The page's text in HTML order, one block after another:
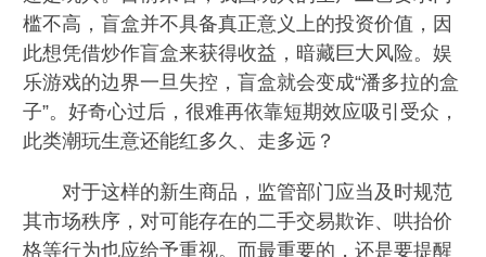
槛不高，盲盒并不具备真正意义上的投资价值，因
此想凭借炒作盲盒来获得收益，暗藏巨大风险。娱
乐游戏的边界一旦失控，盲盒就会变成“潘多拉的盒
子”。好奇心过后，很难再依靠短期效应吸引受众，
此类潮玩生意还能红多久、走多远？
对于这样的新生商品，监管部门应当及时规范
其市场秩序，对可能存在的二手交易欺诈、哄抬价
格等行为也应给予重视。而最重要的，还是要提醒